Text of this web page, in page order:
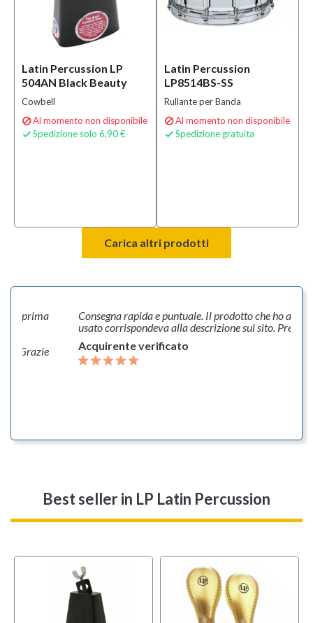
Latin Percussion LP
504AN Black Beauty
Cowbell
Al momento non disponibile
 Spedizione solo 6,90 €
Latin Percussion
LP8514BS-SS
Rullante per Banda
Al momento non disponibile
 Spedizione gratuita
Carica altri prodotti
prima
! Grazie
Consegna rapida e puntuale. Il prodotto che ho
usato corrispondeva alla descrizione sul sito. Prezzi
Acquirente verificato
Best sellerin LP Latin Percussion